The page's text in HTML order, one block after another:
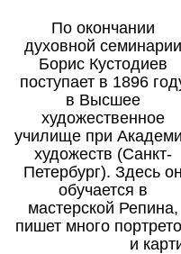
По окончании
духовной семинарии
Борис Кустодиев
поступает в 1896
в Высшее
художественное
училище при
художеств (Санкт-
Петербург). Здесь он
обучается в
мастерской Репина,
пишет много
и